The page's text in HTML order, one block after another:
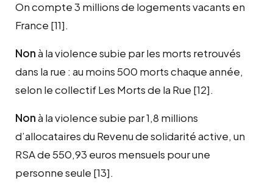
On compte 3 millions de logements vacants en
France [11].
Nonà la violence subie par les morts retrouvés
dans la rue : au moins 500 morts chaque année,
selon le collectif Les Morts de la Rue [12].
Nonà la violence subie par 1,8 millions
d’allocataires du Revenu de solidarité active, un
RSA de 550,93 euros mensuels pour une
personne seule [13].